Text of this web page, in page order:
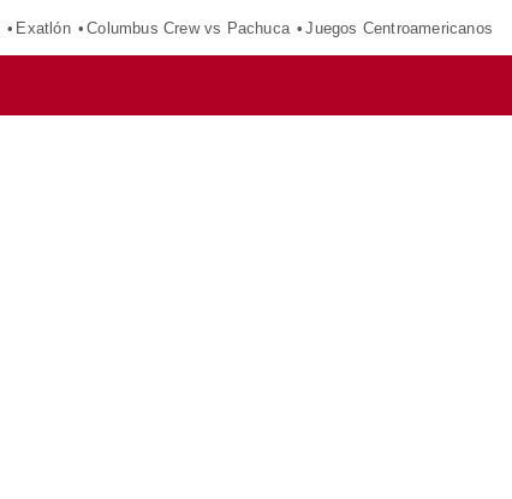
Exatlón Columbus Crew vs Pachuca Juegos Centroamericanos